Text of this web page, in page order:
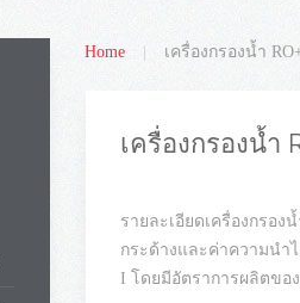
Home เครื่องกรองน้ำ
เครื่องกรองน้ำ